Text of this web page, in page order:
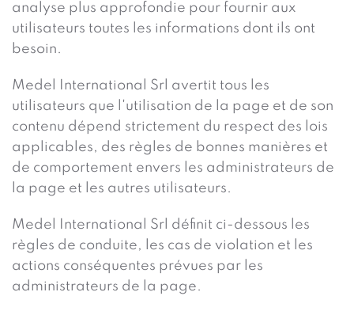
analyse plus approfondie pour fournir aux
utilisateurs toutes les informations dont ils ont
besoin.
Medel International Srl avertit tous les
utilisateurs que l'utilisation de la page et de son
contenu dépend strictement du respect des lois
applicables, des règles de bonnes manières et
de comportement envers les administrateurs de
la page et les autres utilisateurs.
Medel International Srl définit ci-dessous les
règles de conduite, les cas de violation et les
actions conséquentes prévues par les
administrateurs de la page.